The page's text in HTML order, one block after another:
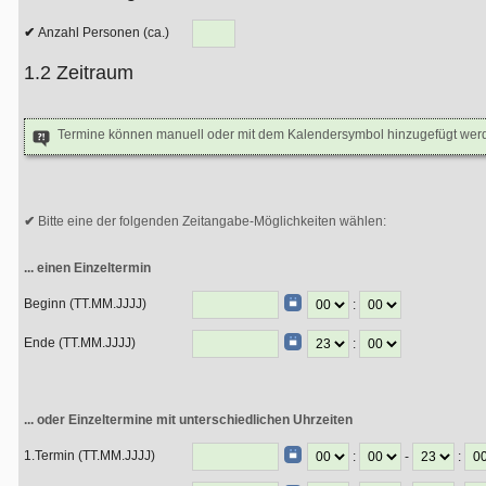
Anzahl Personen (ca.)
1.2 Zeitraum
Termine können manuell oder mit dem Kalendersymbol hinzugefügt
Bitte eine der folgenden Zeitangabe-Möglichkeiten wählen:
... einen Einzeltermin
Beginn (TT.MM.JJJJ) :
Ende (TT.MM.JJJJ) :
... oder Einzeltermine mit unterschiedlichen Uhrzeiten
1.Termin (TT.MM.JJJJ) : - :